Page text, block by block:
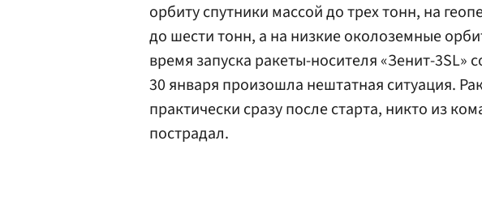
орбиту спутники массой до трех тонн, на
до шести тонн, а на низкие околоземные
время запуска ракеты-носителя «Зенит-3SL»
30 января произошла нештатная ситуация.
практически сразу после старта, никто из
пострадал.